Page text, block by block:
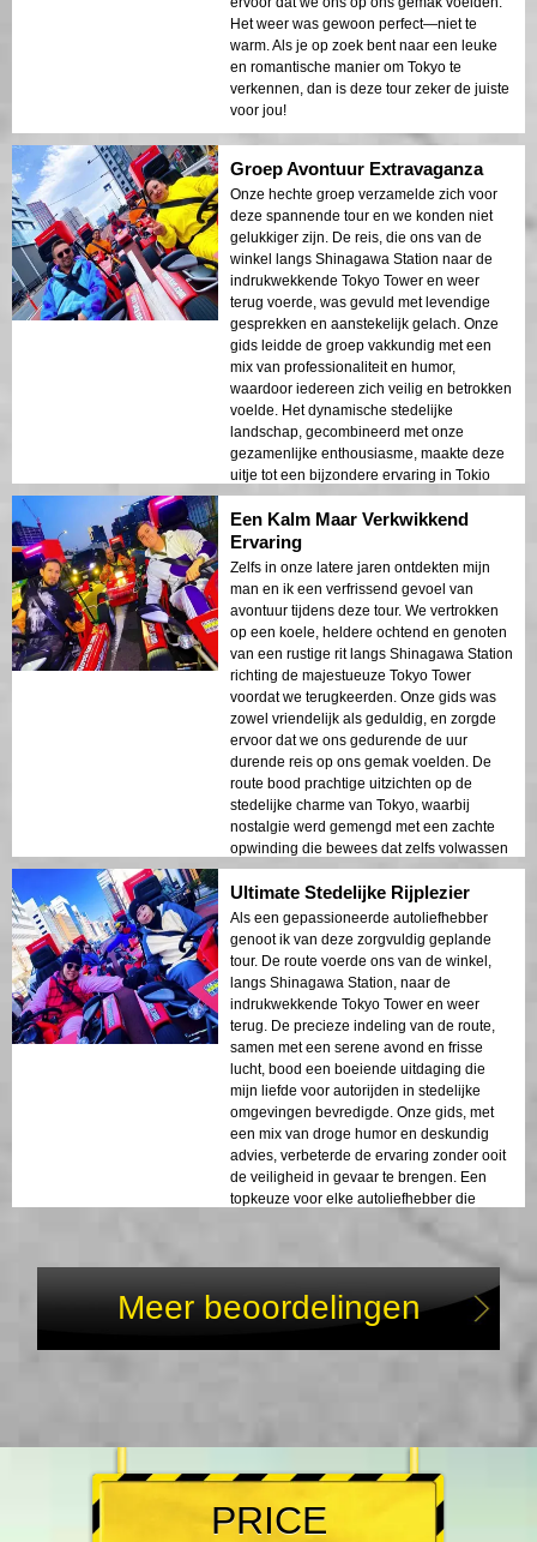
Het weer was gewoon perfect—niet te
warm. Als je op zoek bent naar een leuke
en romantische manier om Tokyo te
verkennen, dan is deze tour zeker de juiste
voor jou!
Groep Avontuur Extravaganza
Onze hechte groep verzamelde zich voor
deze spannende tour en we konden niet
gelukkiger zijn. De reis, die ons van de
winkel langs Shinagawa Station naar de
indrukwekkende Tokyo Tower en weer
terug voerde, was gevuld met levendige
gesprekken en aanstekelijk gelach. Onze
gids leidde de groep vakkundig met een
mix van professionaliteit en humor,
waardoor iedereen zich veilig en betrokken
voelde. Het dynamische stedelijke
landschap, gecombineerd met onze
gezamenlijke enthousiasme, maakte deze
uitje tot een bijzondere ervaring in Tokio
voor onze hele crew.
Een Kalm Maar Verkwikkend
Ervaring
Zelfs in onze latere jaren ontdekten mijn
man en ik een verfrissend gevoel van
avontuur tijdens deze tour. We vertrokken
op een koele, heldere ochtend en genoten
van een rustige rit langs Shinagawa Station
richting de majestueuze Tokyo Tower
voordat we terugkeerden. Onze gids was
zowel vriendelijk als geduldig, en zorgde
ervoor dat we ons gedurende de uur
durende reis op ons gemak voelden. De
route bood prachtige uitzichten op de
stedelijke charme van Tokyo, waarbij
nostalgie werd gemengd met een zachte
opwinding die bewees dat zelfs volwassen
reizigers kunnen genieten van een
levendige dag uit.
Ultimate Stedelijke Rijplezier
Als een gepassioneerde autoliefhebber
genoot ik van deze zorgvuldig geplande
tour. De route voerde ons van de winkel,
langs Shinagawa Station, naar de
indrukwekkende Tokyo Tower en weer
terug. De precieze indeling van de route,
samen met een serene avond en frisse
lucht, bood een boeiende uitdaging die
mijn liefde voor autorijden in stedelijke
omgevingen bevredigde. Onze gids, met
een mix van droge humor en deskundig
advies, verbeterde de ervaring zonder ooit
de veiligheid in gevaar te brengen. Een
topkeuze voor elke autoliefhebber die
Meer beoordelingen
PRICE